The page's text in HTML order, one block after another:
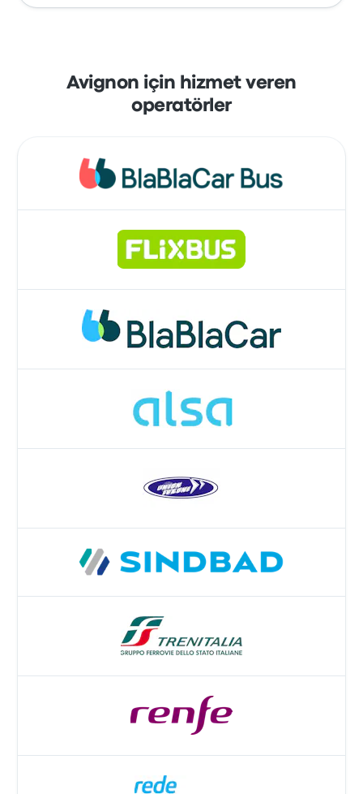
Avignon için hizmet veren
operatörler